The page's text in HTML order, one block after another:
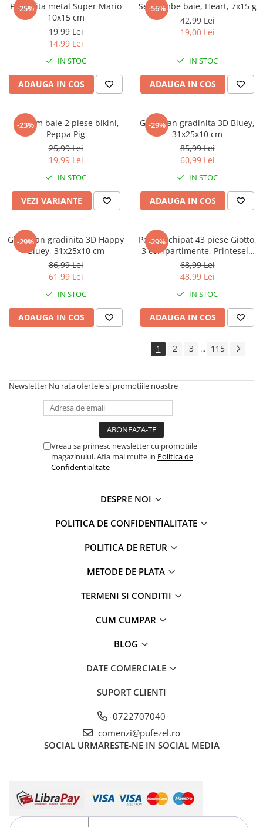
-25%
Pusculita metal Super Mario
10x15 cm
19,99 Lei
14,99 Lei
IN STOC
ADAUGA IN COS
-56%
Set bombe baie, Heart, 7x15 g
42,99 Lei
19,00 Lei
IN STOC
ADAUGA IN COS
-23%
Costum baie 2 piese bikini,
Peppa Pig
25,99 Lei
19,99 Lei
IN STOC
VEZI VARIANTE
-29%
Ghiozdan gradinita 3D Bluey,
31x25x10 cm
85,99 Lei
60,99 Lei
IN STOC
ADAUGA IN COS
-29%
Ghiozdan gradinita 3D Happy
Bluey, 31x25x10 cm
86,99 Lei
61,99 Lei
IN STOC
ADAUGA IN COS
-29%
Penar echipat 43 piese Giotto,
3 compartimente, Printesele
Disney
68,99 Lei
48,99 Lei
IN STOC
ADAUGA IN COS
1 2 3 ... 115
Newsletter Nu rata ofertele si promotiile noastre
Vreau sa primesc newsletter cu promotiile
magazinului. Afla mai multe in Politica de
Confidentialitate
DESPRE NOI
POLITICA DE CONFIDENTIALITATE
POLITICA DE RETUR
METODE DE PLATA
TERMENI SI CONDITII
CUM CUMPAR
BLOG
DATE COMERCIALE
SUPORT CLIENTI
0722707040
comenzi@pufezel.ro
SOCIAL URMARESTE-NE IN SOCIAL MEDIA